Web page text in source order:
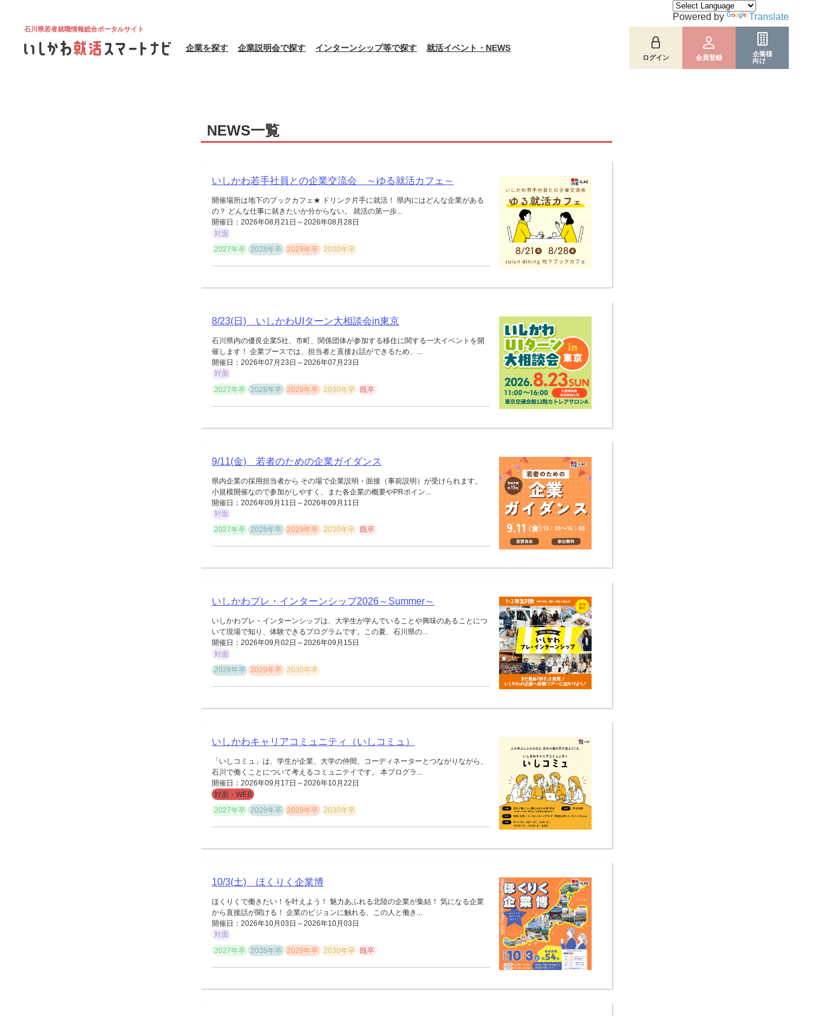
石川県若者就職情報総合ポータルサイト
企業を探す 企業説明会で探す インターンシップ等で探す 就活イベント・NEWS
ログイン 会員登録
企業様
向け
Powered by Translate
NEWS一覧
いしかわ若手社員との企業交流会 ～ゆる就活カフェ～
開催場所は地下のブックカフェ★ ドリンク片手に就活！ 県内にはどんな企業がある
の？ どんな仕事に就きたいか分からない。 就活の第一歩...
開催日：2026年08月21日～2026年08月28日
対面
2027年卒
2028年卒 2029年卒 2030年卒
8/23(日) いしかわUIターン大相談会in東京
石川県内の優良企業5社、市町、関係団体が参加する移住に関する一大イベントを開
催します！ 企業ブースでは、担当者と直接お話ができるため、...
開催日：2026年07月23日～2026年07月23日
対面
2027年卒
2028年卒 2029年卒 2030年卒 既卒
9/11(金) 若者のための企業ガイダンス
県内企業の採用担当者から その場で企業説明・面接（事前説明）が受けられます。
小規模開催なので参加がしやすく、また各企業の概要やPRポイン...
開催日：2026年09月11日～2026年09月11日
対面
2027年卒
2028年卒 2029年卒 2030年卒 既卒
いしかわプレ・インターンシップ2026～Summer～
いしかわプレ・インターンシップは、大学生が学んでいることや興味のあることにつ
いて現場で知り、体験できるプログラムです。この夏、石川県の...
開催日：2026年09月02日～2026年09月15日
対面
2028年卒
2029年卒 2030年卒
いしかわキャリアコミュニティ（いしコミュ）
「いしコミュ」は、学生が企業、大学の仲間、コーディネーターとつながりながら、
石川で働くことについて考えるコミュニテイです。 本プログラ...
開催日：2026年09月17日～2026年10月22日
対面・WEB
2027年卒
2028年卒 2029年卒 2030年卒
10/3(土) ほくりく企業博
ほくりくで働きたい！を叶えよう！ 魅力あふれる北陸の企業が集結！ 気になる企業
から直接話が聞ける！ 企業のビジョンに触れる、この人と働き...
開催日：2026年10月03日～2026年10月03日
対面
2027年卒
2028年卒 2029年卒 2030年卒 既卒